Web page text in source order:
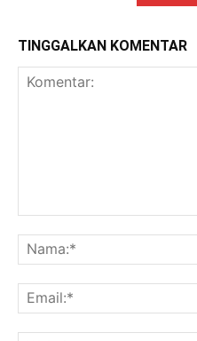
TINGGALKAN KOMENTAR